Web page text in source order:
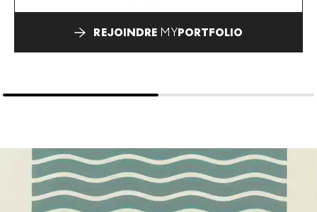
REJOINDRE MYPORTFOLIO